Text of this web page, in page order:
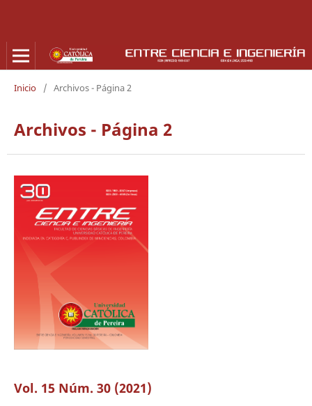
Inicio / Archivos - Página 2
Archivos - Página 2
Vol. 15 Núm. 30 (2021)